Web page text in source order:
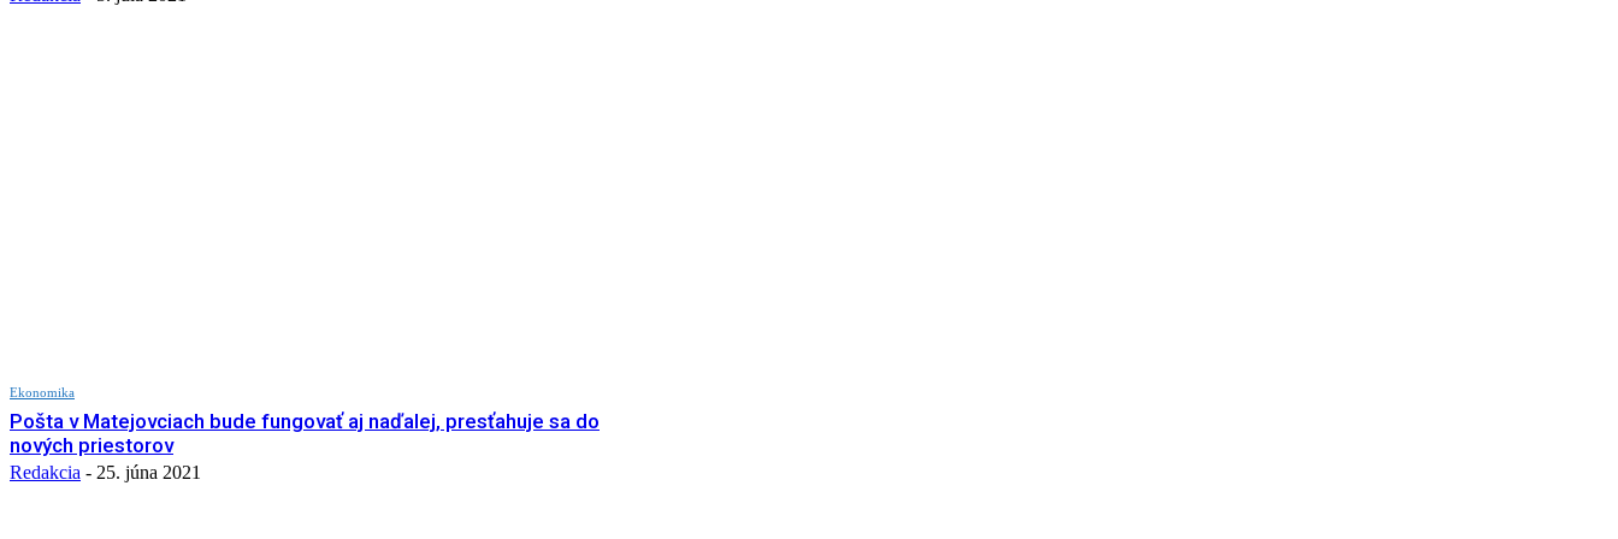
Ekonomika
Pošta v Matejovciach bude fungovať aj naďalej, presťahuje sa do
nových priestorov
Redakcia - 25. júna 2021